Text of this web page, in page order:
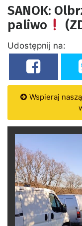
SANOK:
paliwo
Udostępnij na:
Wspieraj